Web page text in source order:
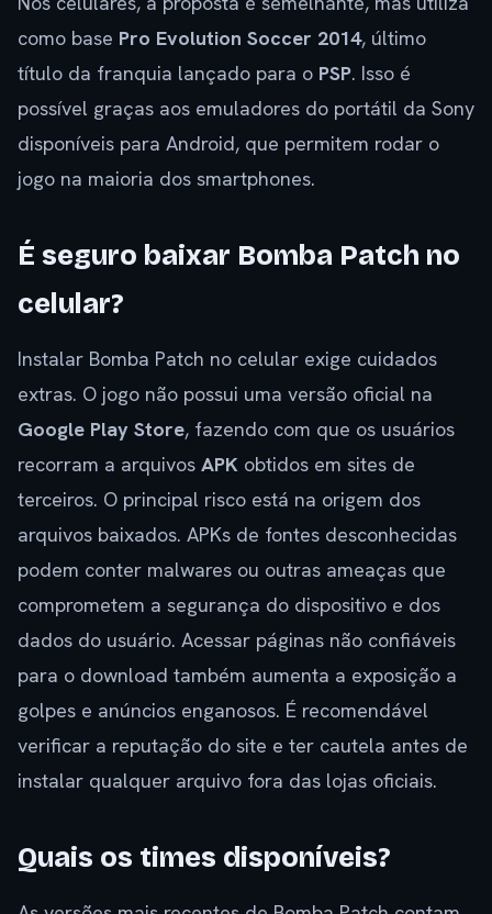
como base Pro Evolution Soccer 2014, último
título da franquia lançado para o PSP. Isso é
possível graças aos emuladores do portátil da Sony
disponíveis para Android, que permitem rodar o
jogo na maioria dos smartphones.
É seguro baixar Bomba Patch no
celular?
Instalar Bomba Patch no celular exige cuidados
extras. O jogo não possui uma versão oficial na
Google Play Store, fazendo com que os usuários
recorram a arquivos APK obtidos em sites de
terceiros. O principal risco está na origem dos
arquivos baixados. APKs de fontes desconhecidas
podem conter malwares ou outras ameaças que
comprometem a segurança do dispositivo e dos
dados do usuário. Acessar páginas não confiáveis
para o download também aumenta a exposição a
golpes e anúncios enganosos. É recomendável
verificar a reputação do site e ter cautela antes de
instalar qualquer arquivo fora das lojas oficiais.
Quais os times disponíveis?